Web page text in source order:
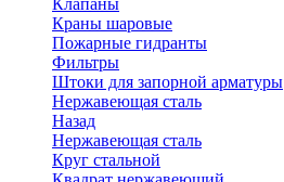
Клапаны
Краны шаровые
Пожарные гидранты
Фильтры
Штоки для запорной арматуры
Нержавеющая сталь
Назад
Нержавеющая сталь
Круг стальной